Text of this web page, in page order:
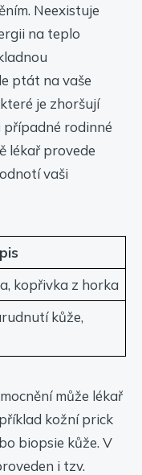
Neexistuje
na teplo
ptát na vaše
je zhoršují
případné rodinné
lékař provede
vaši
kopřivka z horka
kůže,
může lékař
kožní prick
biopsie kůže. V
i tzv.